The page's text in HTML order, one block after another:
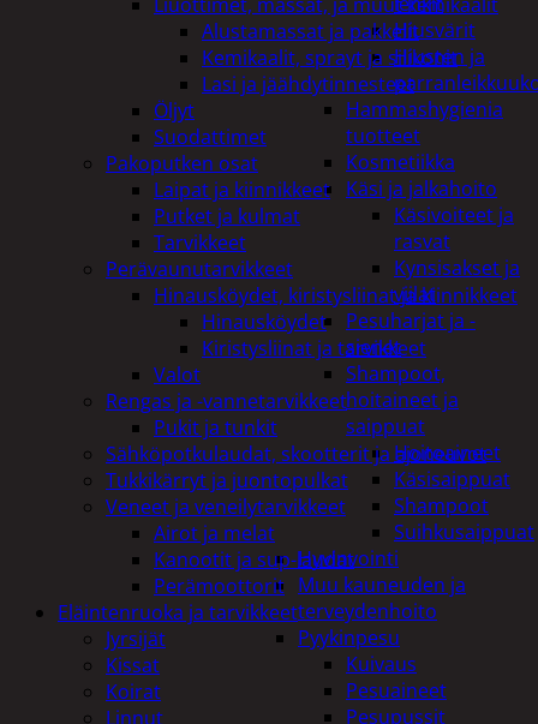
Hiusvärit
Hiusten ja
Hammashygienia
tuotteet
Kosmetiikka
Käsi ja jalkahoito
Käsivoiteet ja
rasvat
Kynsisakset ja
viilat
Pesuharjat ja -
sienet
Shampoot,
hoitaineet ja
saippuat
Hoitoaineet
Käsisaippuat
Shampoot
Suihkusaippuat
Hyvinvointi
Muu kauneuden ja
terveydenhoito
Pyykinpesu
Kuivaus
Pesuaineet
Pesupussit
Alustamassat ja pakkelit
Kemikaalit, sprayt ja silikonit
Lasi ja jäähdytinnesteet
Öljyt
Suodattimet
Pakoputken osat
Laipat ja kiinnikkeet
Putket ja kulmat
Tarvikkeet
Perävaunutarvikkeet
Hinausköydet, kiristysliinat ja kiinnikkeet
Hinausköydet
Kiristysliinat ja tarvikkeet
Valot
Rengas ja -vannetarvikkeet
Pukit ja tunkit
Sähköpotkulaudat, skootterit ja ajoneuvot
Tukkikärryt ja juontopulkat
Veneet ja veneilytarvikkeet
Airot ja melat
Kanootit ja sup-laudat
Perämoottorit
Eläintenruoka ja tarvikkeet
Jyrsijät
Kissat
Koirat
Linnut